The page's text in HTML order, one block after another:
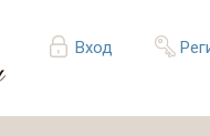
Вход